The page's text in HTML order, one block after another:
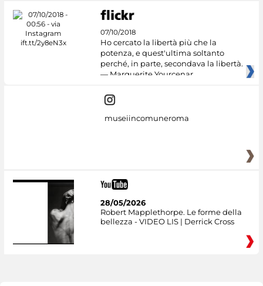
07/10/2018
Ho cercato la libertà più che la
potenza, e quest'ultima soltanto
perché, in parte, secondava la libertà.
— Marguerite Yourcenar
museiincomuneroma
28/05/2026
Robert Mapplethorpe. Le forme della
bellezza - VIDEO LIS | Derrick Cross